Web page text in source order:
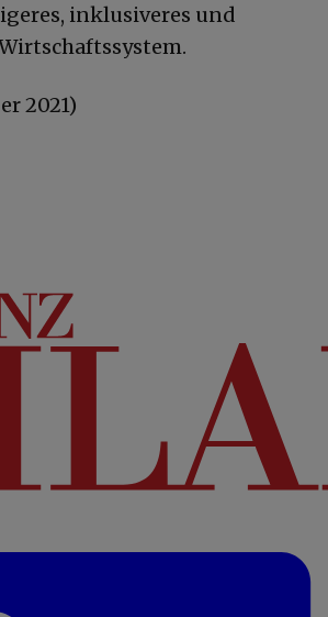
inklusiveres und
2021)